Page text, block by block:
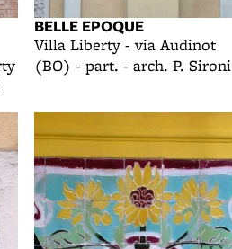
BELLE EPOQUE
Villa Liberty - via Audinot
(BO) - part. - arch. P. Sironi